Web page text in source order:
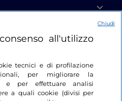
all'utilizzo
tecnici e di profilazione
per migliorare la
e per effettuare analisi
a quali cookie (divisi per
Chiudi